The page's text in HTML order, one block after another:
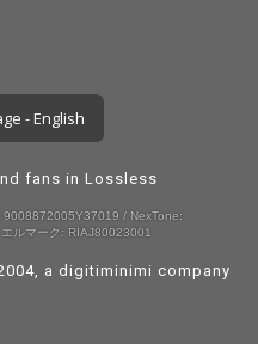
- English
fans in Lossless
/ NexTone:
ルマーク: RIAJ80023001
a digitiminimi company